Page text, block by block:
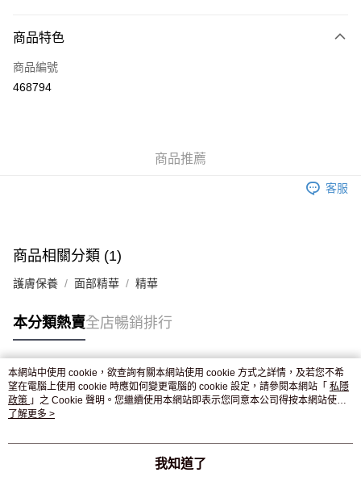
信用卡
Apple Pay
商品特色
商品編號
468794
商品推薦
客服
商品相關分類 (1)
護膚保養 面部精華 精華
本分類熱賣全店暢銷排行
熱門標籤
熱銷排行
本網站中使用 cookie，欲查詢有關本網站使用 cookie 方式之詳情，及若您不希
望在電腦上使用 cookie 時應如何變更電腦的 cookie 設定，請參閱本網站「 私隱
政策 」之 Cookie 聲明。您繼續使用本網站即表示您同意本公司得按本網站使用
條款之 Cookie 聲明使用 cookie。
了解更多 >
我知道了